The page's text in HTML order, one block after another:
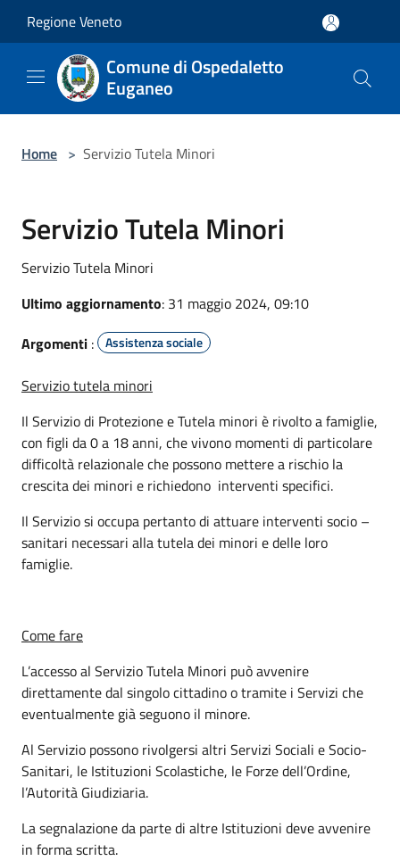
Regione Veneto
Comune di Ospedaletto
Euganeo
Home > Servizio Tutela Minori
Servizio Tutela Minori
Servizio Tutela Minori
Ultimo aggiornamento: 31 maggio 2024, 09:10
Argomenti : Assistenza sociale
Servizio tutela minori
Il Servizio di Protezione e Tutela minori è rivolto a famiglie,
con figli da 0 a 18 anni, che vivono momenti di particolare
difficoltà relazionale che possono mettere a rischio la
crescita dei minori e richiedono interventi specifici.
Il Servizio si occupa pertanto di attuare interventi socio –
sanitari necessari alla tutela dei minori e delle loro
famiglie.
Come fare
L’accesso al Servizio Tutela Minori può avvenire
direttamente dal singolo cittadino o tramite i Servizi che
eventualmente già seguono il minore.
Al Servizio possono rivolgersi altri Servizi Sociali e Socio-
Sanitari, le Istituzioni Scolastiche, le Forze dell’Ordine,
l’Autorità Giudiziaria.
La segnalazione da parte di altre Istituzioni deve avvenire
in forma scritta.